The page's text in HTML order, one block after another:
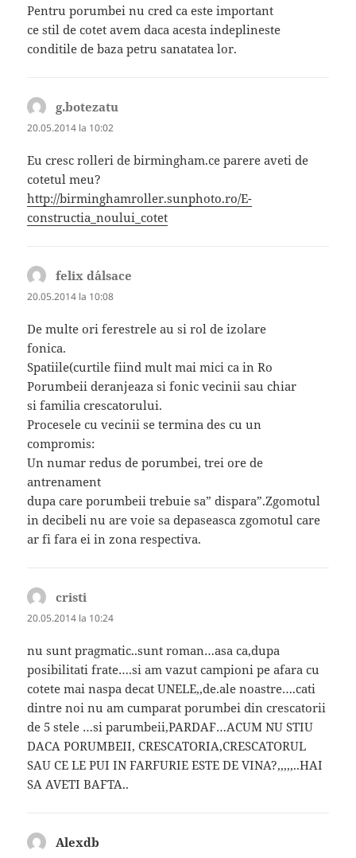
Pentru porumbei nu cred ca este important
ce stil de cotet avem daca acesta indeplineste
conditile de baza petru sanatatea lor.
g.botezatu
20.05.2014 la 10:02
Eu cresc rolleri de birmingham.ce parere aveti de
cotetul meu?
http://birminghamroller.sunphoto.ro/E-
constructia_noului_cotet
felix d´alsace
20.05.2014 la 10:08
De multe ori ferestrele au si rol de izolare
fonica.
Spatiile(curtile fiind mult mai mici ca in Ro
Porumbeii deranjeaza si fonic vecinii sau chiar
si familia crescatorului.
Procesele cu vecinii se termina des cu un
compromis:
Un numar redus de porumbei, trei ore de
antrenament
dupa care porumbeii trebuie sa” dispara”.Zgomotul
in decibeli nu are voie sa depaseasca zgomotul care
ar fi fara ei in zona respectiva.
cristi
20.05.2014 la 10:24
nu sunt pragmatic..sunt roman…asa ca,dupa
posibilitati frate….si am vazut campioni pe afara cu
cotete mai naspa decat UNELE,,de.ale noastre….cati
dintre noi nu am cumparat porumbei din crescatorii
de 5 stele …si parumbeii,PARDAF…ACUM NU STIU
DACA PORUMBEII, CRESCATORIA,CRESCATORUL
SAU CE LE PUI IN FARFURIE ESTE DE VINA?,,,,,..HAI
SA AVETI BAFTA..
Alexdb